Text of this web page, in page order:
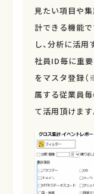
見たい項目や
計できる機能
し、分析に活用
社員ID毎に重
をマスタ登録
属する従業員
て活用頂けます